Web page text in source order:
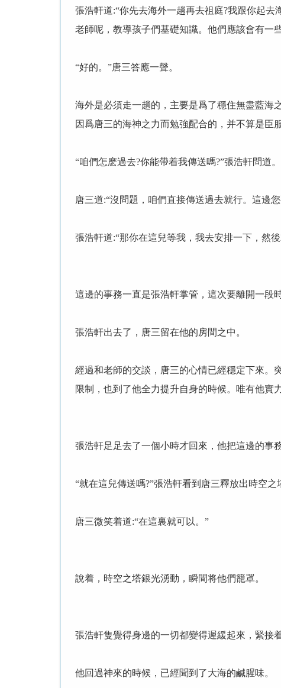
張浩軒道:“你先去海外一趟再去祖庭?我跟你起
老師呢，教導孩子們基礎知識。他們應該會有一
“好的。”唐三答應一聲。
海外是必須走一趟的，主要是爲了穩住無盡藍海
因爲唐三的海神之力而勉強配合的，并不算是臣服
“咱們怎麽過去?你能帶着我傳送嗎?”張浩軒問道。
唐三道:“沒問題，咱們直接傳送過去就行。這邊
張浩軒道:“那你在這兒等我，我去安排一下，然
這邊的事務一直是張浩軒掌管，這次要離開一段
張浩軒出去了，唐三留在他的房間之中。
經過和老師的交談，唐三的心情已經穩定下來。
限制，也到了他全力提升自身的時候。唯有他實
張浩軒足足去了一個小時才回來，他把這邊的事
“就在這兒傳送嗎?”張浩軒看到唐三釋放出時空之
唐三微笑着道:“在這裏就可以。”
說着，時空之塔銀光湧動，瞬間将他們籠罩。
張浩軒隻覺得身邊的一切都變得遲緩起來，緊接
他回過神來的時候，已經聞到了大海的鹹腥味。